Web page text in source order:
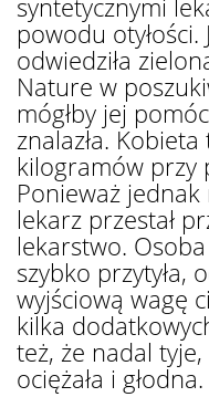
syntetycznymi
powodu
odwiedziła
Nature w
mógłby jej
znalazła.
kilogramów przy
Ponieważ
lekarz przestał
lekarstwo.
szybko przytyła,
wyjściową wagę
kilka
też, że nadal
ociężała i głodna.